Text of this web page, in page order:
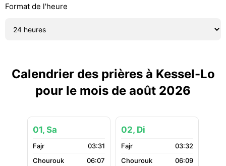
Format de l'heure
Calendrier des prières à Kessel-Lo
pour le mois de août 2026
01, Sa
03:31
06:07
02, Di
03:32
06:09